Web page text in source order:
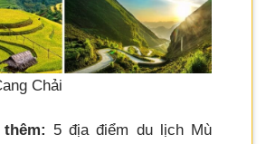
Chải
5 địa điểm du lịch Mù